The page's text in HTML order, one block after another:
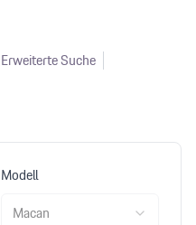
Erweiterte Suche
Modell
Macan